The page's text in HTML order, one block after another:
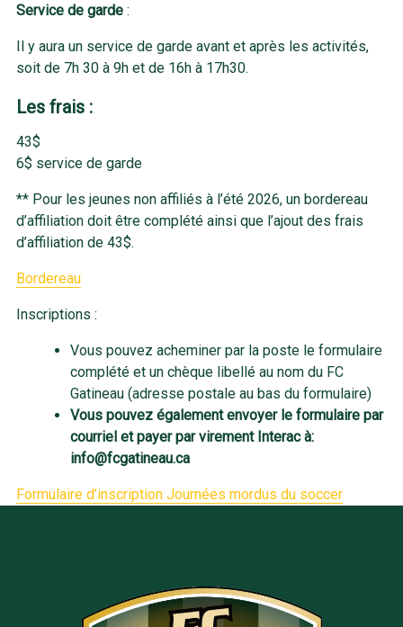
Service de garde:
Il y aura un service de garde avant et après les activités,
soit de 7h 30 à 9h et de 16h à 17h30.
Les frais :
43$
6$ service de garde
** Pour les jeunes non affiliés à l’été 2026, un bordereau
d’affiliation doit être complété ainsi que l’ajout des frais
d’affiliation de 43$.
Bordereau
Inscriptions :
Vous pouvez acheminer par la poste le formulaire
complété et un chèque libellé au nom du FC
Gatineau (adresse postale au bas du formulaire)
Vous pouvez également envoyer le formulaire par
courriel et payer par virement Interac à:
info@fcgatineau.ca
Formulaire d’inscription Journées mordus du soccer